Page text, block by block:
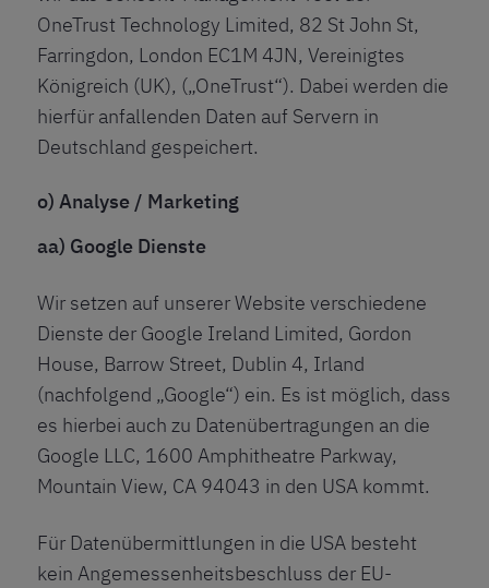
OneTrust Technology Limited, 82 St John St,
Farringdon, London EC1M 4JN, Vereinigtes
Königreich (UK), („OneTrust“). Dabei werden die
hierfür anfallenden Daten auf Servern in
Deutschland gespeichert.
o) Analyse / Marketing
aa) Google Dienste
Wir setzen auf unserer Website verschiedene
Dienste der Google Ireland Limited, Gordon
House, Barrow Street, Dublin 4, Irland
(nachfolgend „Google“) ein. Es ist möglich, dass
es hierbei auch zu Datenübertragungen an die
Google LLC, 1600 Amphitheatre Parkway,
Mountain View, CA 94043 in den USA kommt.
Für Datenübermittlungen in die USA besteht
kein Angemessenheitsbeschluss der EU-